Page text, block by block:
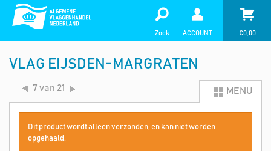
Zoek ACCOUNT €0,00
VLAG EIJSDEN-MARGRATEN
7 van 21 MENU
Dit product wordt alleen verzonden, en kan niet worden
opgehaald.